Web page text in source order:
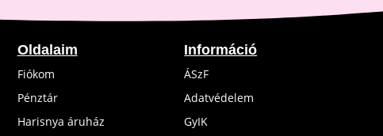
Oldalaim
Fiókom
Pénztár
Harisnya áruház
Információ
ÁSzF
Adatvédelem
GyIK